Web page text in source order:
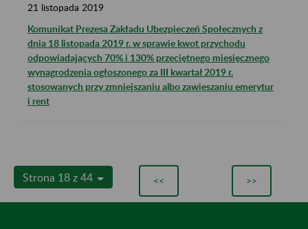
21 listopada 2019
Komunikat Prezesa Zakładu Ubezpieczeń Społecznych z
dnia 18 listopada 2019 r. w sprawie kwot przychodu
odpowiadających 70% i 130% przeciętnego miesięcznego
wynagrodzenia ogłoszonego za III kwartał 2019 r.
stosowanych przy zmniejszaniu albo zawieszaniu emerytur
i rent
Strona 18 z 44 << >>